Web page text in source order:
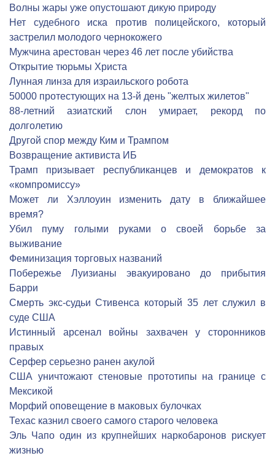
Волны жары уже опустошают дикую природу
Нет судебного иска против полицейского, который
застрелил молодого чернокожего
Мужчина арестован через 46 лет после убийства
Открытие тюрьмы Христа
Лунная линза для израильского робота
50000 протестующих на 13-й день "желтых жилетов"
88-летний азиатский слон умирает, рекорд по
долголетию
Другой спор между Ким и Трампом
Возвращение активиста ИБ
Трамп призывает республиканцев и демократов к
«компромиссу»
Может ли Хэллоуин изменить дату в ближайшее
время?
Убил пуму голыми руками о своей борьбе за
выживание
Феминизация торговых названий
Побережье Луизианы эвакуировано до прибытия
Барри
Смерть экс-судьи Стивенса который 35 лет служил в
суде США
Истинный арсенал войны захвачен у сторонников
правых
Серфер серьезно ранен акулой
США уничтожают стеновые прототипы на границе с
Мексикой
Морфий оповещение в маковых булочках
Техас казнил своего самого старого человека
Эль Чапо один из крупнейших наркобаронов рискует
жизнью